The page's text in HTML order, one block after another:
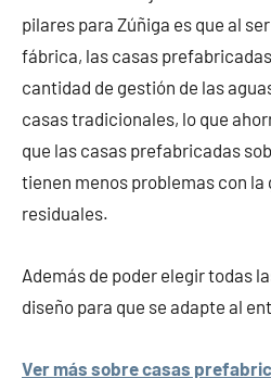
pilares para Zúñiga es que al
fábrica, las casas
cantidad de gestión de las
casas tradicionales, lo que
que las casas prefabricadas
tienen menos problemas con la
residuales.
Además de poder elegir todas
diseño para que se adapte al
Ver más sobre casas